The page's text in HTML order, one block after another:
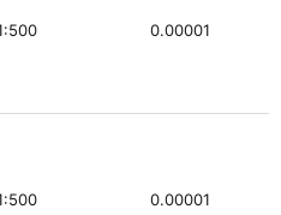
0.00001
0.00001